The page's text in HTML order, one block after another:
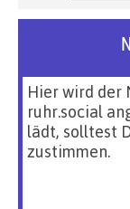
Hier wird der
ruhr.social
lädt, solltest
zustimmen.